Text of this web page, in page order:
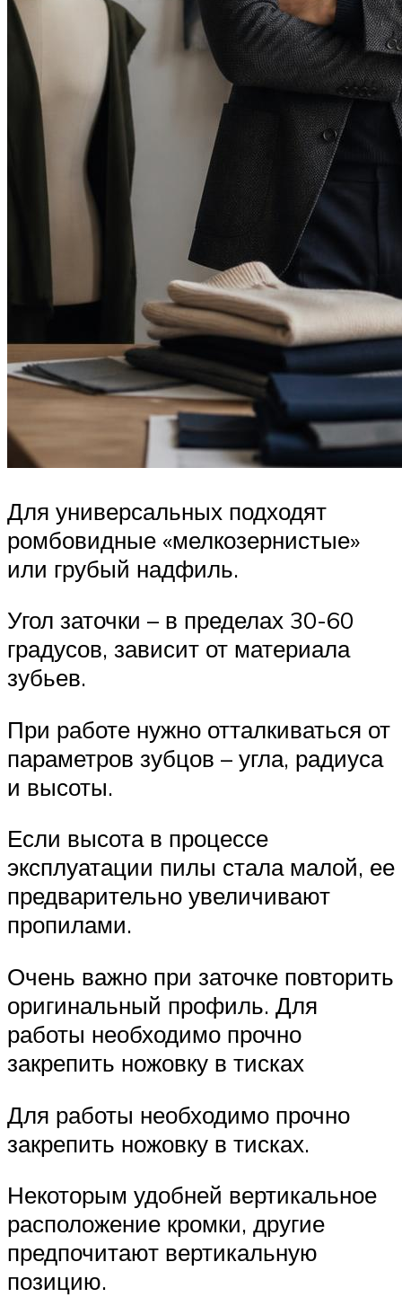
Для универсальных подходят
ромбовидные «мелкозернистые»
или грубый надфиль.
Угол заточки – в пределах 30-60
градусов, зависит от материала
зубьев.
При работе нужно отталкиваться от
параметров зубцов – угла, радиуса
и высоты.
Если высота в процессе
эксплуатации пилы стала малой, ее
предварительно увеличивают
пропилами.
Очень важно при заточке повторить
оригинальный профиль. Для
работы необходимо прочно
закрепить ножовку в тисках
Для работы необходимо прочно
закрепить ножовку в тисках.
Некоторым удобней вертикальное
расположение кромки, другие
предпочитают вертикальную
позицию.